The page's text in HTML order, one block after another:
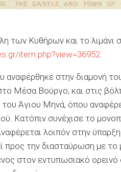
των Κυθήρων και το
item.php?view=36952.
αναφέρθηκε στην διαμονή
Μέσα Βούργο, και στις
Άγιου Μηνά, όπου
Κατόπιν συνέχισε το
λοιπόν στην ύπαρξη
προς την διασταύρωση με
στον εντυπωσιακό